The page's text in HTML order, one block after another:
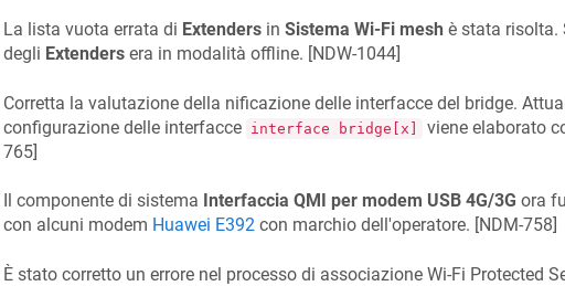
La lista vuota errata di Extendersin Sistema Wi-Fi mesh è stata risolta.
degli Extendersera in modalità offline. [NDW-1044]
Corretta la valutazione della nificazione delle interfacce del bridge.
configurazione delle interfacce interface bridge[x] viene elaborato
765]
Il componente di sistema Interfaccia QMI per modem USB 4G/3G ora
con alcuni modem Huawei E392con marchio dell'operatore. [NDM-758]
È stato corretto un errore nel processo di associazione Wi‑Fi Protected